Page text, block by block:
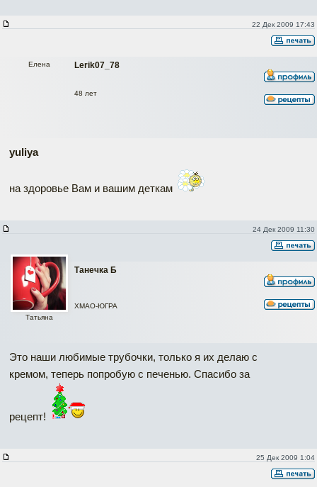
22 Дек 2009 17:43
Lerik07_78
Елена
48 лет
yuliya
на здоровье Вам и вашим деткам
24 Дек 2009 11:30
Танечка Б
Татьяна
ХМАО-ЮГРА
Это наши любимые трубочки, только я их делаю с
кремом, теперь попробую с печенью. Спасибо за
рецепт!
25 Дек 2009 1:04